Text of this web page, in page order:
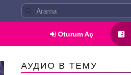
Oturum Aç
АУДИО В ТЕМУ